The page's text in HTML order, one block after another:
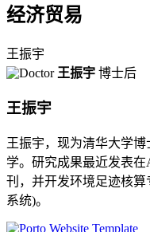
经济贸易
王振宇
王振宇 博士后
王振宇
王振宇，现为清华大学
学。研究成果最近发表在
刊，并开发环境足迹核
系统)。